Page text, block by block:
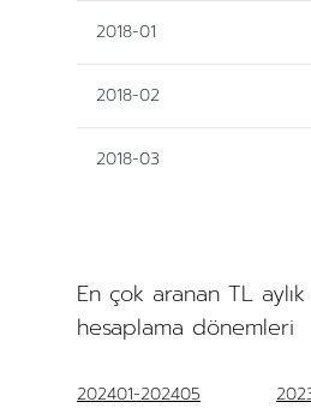
2018-01
2018-02
2018-03
En çok aranan TL
hesaplama dönemleri
202401-202405